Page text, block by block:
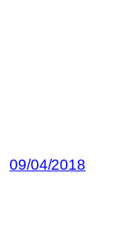
09/04/2018